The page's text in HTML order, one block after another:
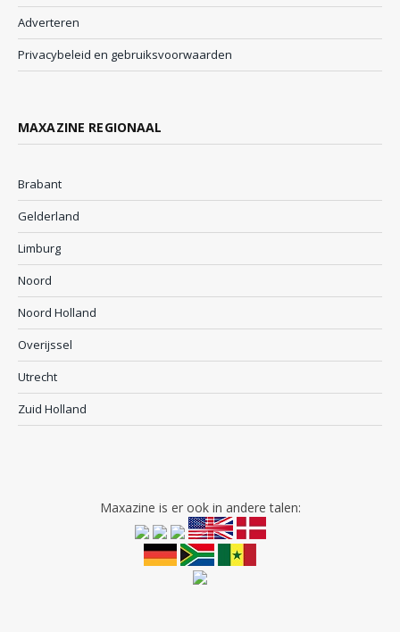
Adverteren
Privacybeleid en gebruiksvoorwaarden
MAXAZINE REGIONAAL
Brabant
Gelderland
Limburg
Noord
Noord Holland
Overijssel
Utrecht
Zuid Holland
Maxazine is er ook in andere talen: